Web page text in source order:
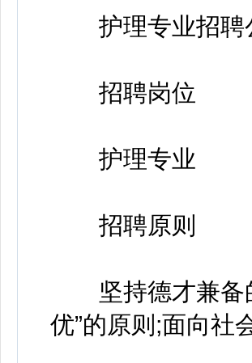
护理专业招聘
招聘岗位
护理专业
招聘原则
坚持德才兼备的
优”的原则;面向社